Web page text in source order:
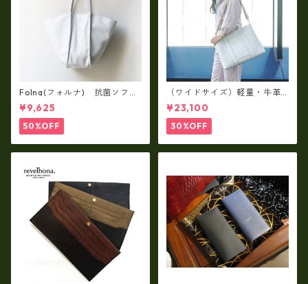
Folna(フォルナ) 抗菌ソフト
スムースレザー トートバッグ
¥9,625
50%OFF
（ワイドサイズ）軽量・牛革
製品・2WAYヌメ革トートバッ
グ（A3サイズ/日本製）(高収
納）ir-02G
¥23,100
30%OFF